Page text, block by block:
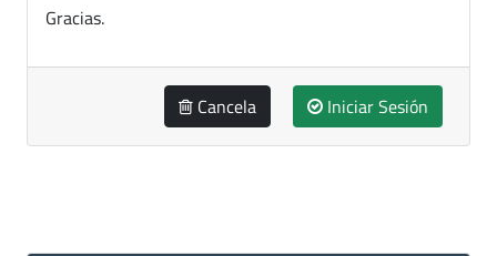
Gracias.
Cancela Iniciar Sesión